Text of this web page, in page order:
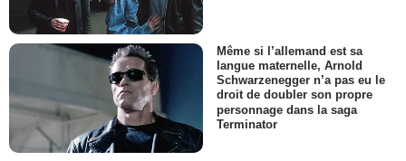
Même si l’allemand est sa
langue maternelle, Arnold
Schwarzenegger n’a pas eu le
droit de doubler son propre
personnage dans la saga
Terminator